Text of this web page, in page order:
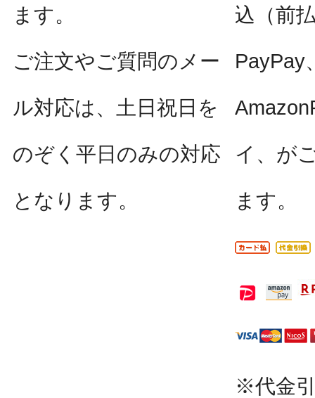
ます。
ご注文やご質問のメー
ル対応は、土日祝日を
のぞく平日のみの対応
となります。
込（前
PayPay
イ、が
ます。
※代金